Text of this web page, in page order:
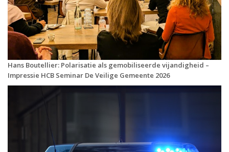
Hans Boutellier: Polarisatie als gemobiliseerde vijandigheid –
Impressie HCB Seminar De Veilige Gemeente 2026